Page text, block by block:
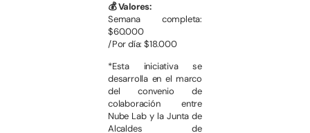
💰 Valores:
Semana completa:
$60.000
/Por día: $18.000
*Esta iniciativa se
desarrolla en el marco
del convenio de
colaboración entre
Nube Lab y la Junta de
Alcaldes de